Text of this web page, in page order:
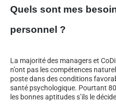
Quels sont mes
personnel ?
La majorité des managers et
n’ont pas les compétences
poste dans des conditions
santé psychologique. Pourtant
les bonnes aptitudes s’ils le